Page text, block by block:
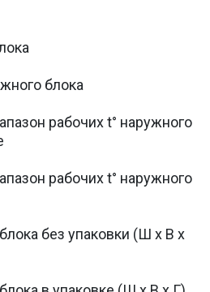
блока
рабочих t° наружного
рабочих t° наружного
без упаковки (Ш х В х